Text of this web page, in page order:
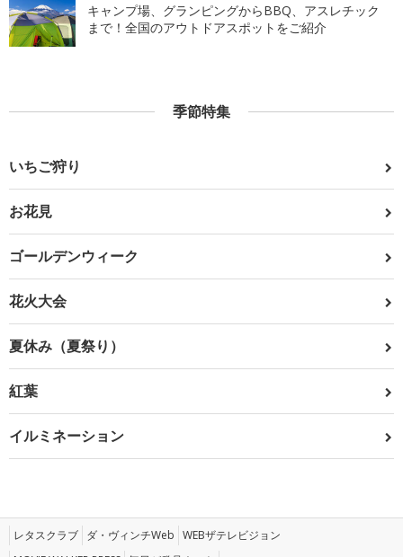
キャンプ場、グランピングからBBQ、アスレチック
まで！全国のアウトドアスポットをご紹介
季節特集
いちご狩り
お花見
ゴールデンウィーク
花火大会
夏休み（夏祭り）
紅葉
イルミネーション
レタスクラブ ダ・ヴィンチWeb WEBザテレビジョン